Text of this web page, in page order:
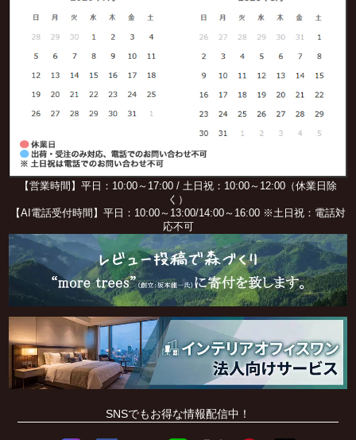
【営業時間】平日：10:00～17:00 / 土日祝：10:00～12:00（休業日除
く）
【AI電話受付時間】平日：10:00～13:00/14:00～16:00 ※土日祝：電話対
応不可
SNSでもお得な情報配信中！